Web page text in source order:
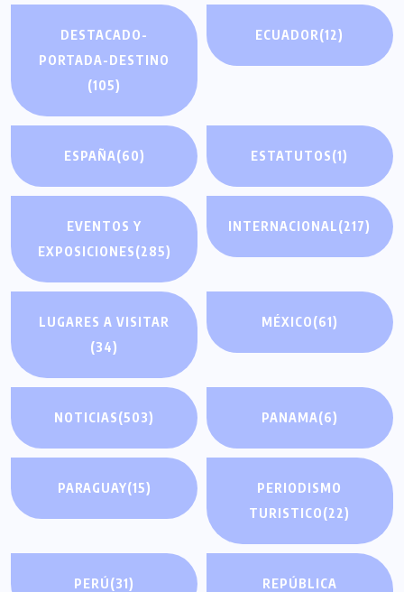
DESTACADO-
PORTADA-DESTINO
(105)
ECUADOR(12)
ESPAÑA(60) ESTATUTOS(1)
EVENTOS Y
EXPOSICIONES(285)
INTERNACIONAL(217)
LUGARES A VISITAR
(34)
MÉXICO(61)
NOTICIAS(503) PANAMA(6)
PARAGUAY(15)
PERIODISMO
TURISTICO(22)
PERÚ(31)
REPÚBLICA